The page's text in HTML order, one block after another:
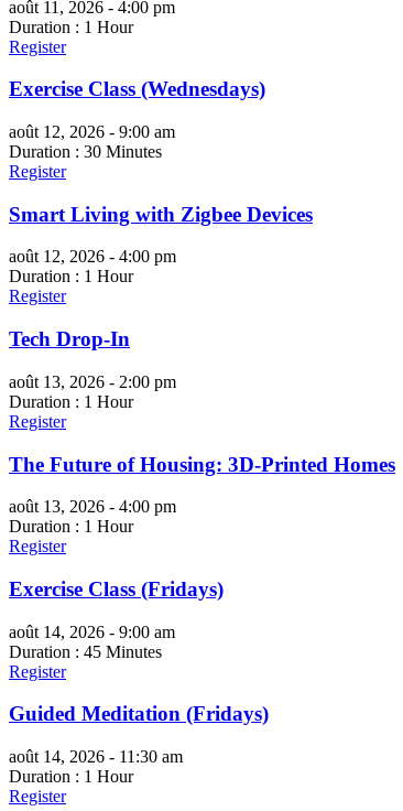
août 11, 2026 - 4:00 pm
Duration : 1 Hour
Register
Exercise Class (Wednesdays)
août 12, 2026 - 9:00 am
Duration : 30 Minutes
Register
Smart Living with Zigbee Devices
août 12, 2026 - 4:00 pm
Duration : 1 Hour
Register
Tech Drop-In
août 13, 2026 - 2:00 pm
Duration : 1 Hour
Register
The Future of Housing: 3D-Printed Homes
août 13, 2026 - 4:00 pm
Duration : 1 Hour
Register
Exercise Class (Fridays)
août 14, 2026 - 9:00 am
Duration : 45 Minutes
Register
Guided Meditation (Fridays)
août 14, 2026 - 11:30 am
Duration : 1 Hour
Register